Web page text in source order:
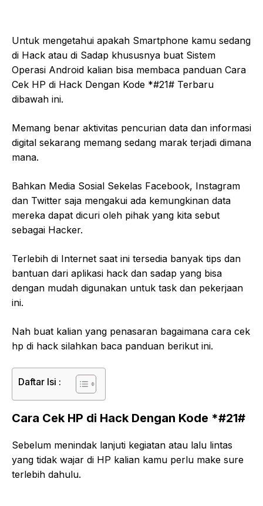
Untuk mengetahui apakah Smartphone kamu sedang
di Hack atau di Sadap khususnya buat Sistem
Operasi Android kalian bisa membaca panduan Cara
Cek HP di Hack Dengan Kode *#21# Terbaru
dibawah ini.
Memang benar aktivitas pencurian data dan informasi
digital sekarang memang sedang marak terjadi dimana
mana.
Bahkan Media Sosial Sekelas Facebook, Instagram
dan Twitter saja mengakui ada kemungkinan data
mereka dapat dicuri oleh pihak yang kita sebut
sebagai Hacker.
Terlebih di Internet saat ini tersedia banyak tips dan
bantuan dari aplikasi hack dan sadap yang bisa
dengan mudah digunakan untuk task dan pekerjaan
ini.
Nah buat kalian yang penasaran bagaimana cara cek
hp di hack silahkan baca panduan berikut ini.
Daftar Isi :
Cara Cek HP di Hack Dengan Kode *#21#
Sebelum menindak lanjuti kegiatan atau lalu lintas
yang tidak wajar di HP kalian kamu perlu make sure
terlebih dahulu.